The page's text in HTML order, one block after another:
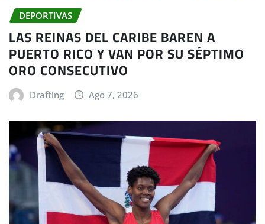
DEPORTIVAS
LAS REINAS DEL CARIBE BAREN A
PUERTO RICO Y VAN POR SU SÉPTIMO
ORO CONSECUTIVO
Drafting Ago 7, 2026